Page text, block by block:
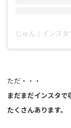
ただ・・・
まだまだインスタ
たくさんあります。